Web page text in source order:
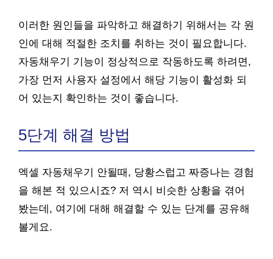
이러한 원인들을 파악하고 해결하기 위해서는 각 원
인에 대해 적절한 조치를 취하는 것이 필요합니다.
자동채우기 기능이 정상적으로 작동하도록 하려면,
가장 먼저 사용자 설정에서 해당 기능이 활성화 되
어 있는지 확인하는 것이 좋습니다.
5단계 해결 방법
엑셀 자동채우기 안될때, 당황스럽고 짜증나는 경험
을 해본 적 있으시죠? 저 역시 비슷한 상황을 겪어
봤는데, 여기에 대해 해결할 수 있는 단계를 공유해
볼게요.